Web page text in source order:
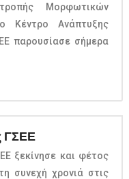
Μορφωτικών
Ανάπτυξης
παρουσίασε σήμερα
ΓΣΕΕ
ξεκίνησε και φέτος
συνεχή χρονιά στις